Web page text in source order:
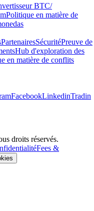
BTC/
Politique en matière de
PartenairesSécuritéPreuve de
Hub d'exploration des
en matière de conflits
FacebookLinkedinTradin
droits réservés.
Fees &